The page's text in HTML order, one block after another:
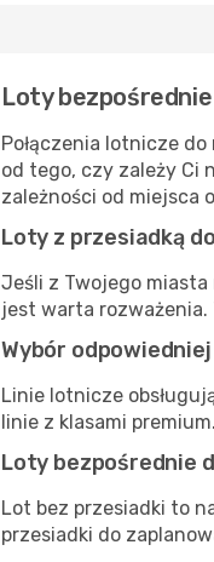
Loty
Połączenia lotnicze
od tego, czy zależy Ci
zależności od miejsca
Loty z przesiadką
Jeśli z Twojego
jest warta rozważenia.
Wybór
Linie lotnicze
linie z klasami
Loty bezpośrednie
Lot bez przesiadki to
przesiadki do